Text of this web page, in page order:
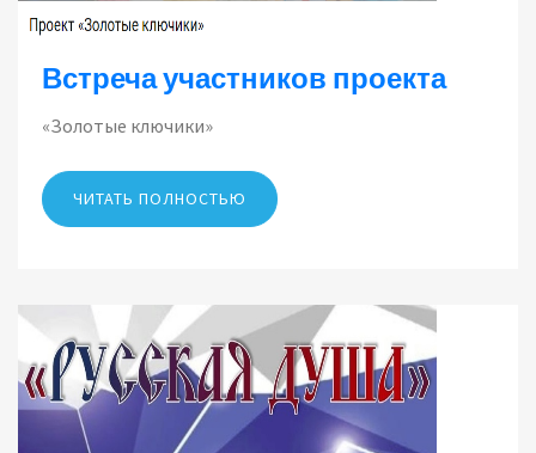
Встреча участников проекта
«Золотые ключики»
ЧИТАТЬ ПОЛНОСТЬЮ